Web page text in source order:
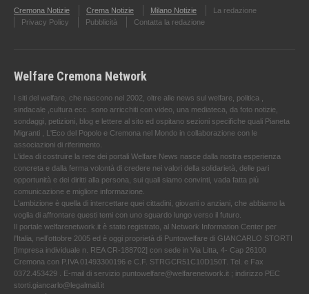
Cremona Notizie Crema Notizie Milano Notizie
La redazione
Privacy Policy
Pubblicità Contatta la redazione
Welfare Cremona Network
I siti del welfare, che nascono nel 2002, oltre alle news sul welfare, politica ,
sindacale ,cultura ecc. sono arricchiti con video, una mediateca, da foto notizie,
sondaggi, petizioni, blog e lettere al sito ed ospitano sezioni specifiche quali Pianeta
Migranti , L'Eco del Popolo e Cremona nel Mondo in collaborazione con le
associazioni di riferimento.
L'idea di costruire la rete dei portali Welfare News nasce dalla nostra esperienza
concreta e dalla ferma volontà di credere nei valori della solidarietà, delle pari
opportunità e dei diritti alla persona, sui quali siamo convinti, vada fatta più
comunicazione e migliore informazione.
L'ambizione è quella di intercettare quei cittadini, giovani o anziani, che abbiamo la
voglia di affrontare questi temi con uno sguardo lungo verso il futuro.
Il portale welfarenetwork.it è stato registrato, al Network Information Center per
l'Italia, nell’ottobre 2005 ed è oggi proprietà di Puntowelfare di GIANCARLO STORTI
[Impresa individuale n. REA CR-188702] con sede in Via Litta, 4- Cap 26100
Cremona con P.IVA 01493300196 e C.F. STRGCR51C10D150T. Tel. e Fax
0372.453429 . E-mail di servizio puntowelfare@welfarenetwork.it ; indirizzo PEC
storti.giancarlo@legalmail.it